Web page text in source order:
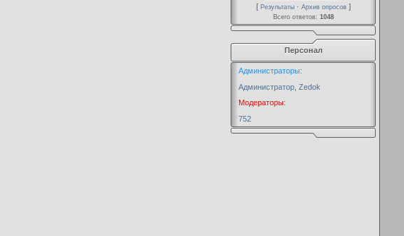
[ Результаты· Архив опросов]
Всего ответов: 1048
Персонал
Администраторы:
Администратор Zedok
Модераторы:
752